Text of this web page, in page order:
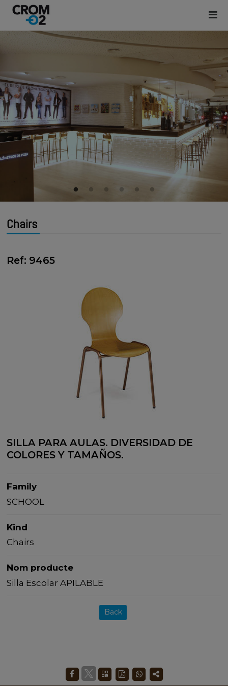
Chairs
Ref: 9465
SILLA PARA AULAS. DIVERSIDAD DE
COLORES Y TAMAÑOS.
Family
SCHOOL
Kind
Chairs
Nom producte
Silla Escolar APILABLE
Back